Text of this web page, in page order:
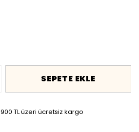
SEPETE EKLE
900 TL üzeri ücretsiz kargo